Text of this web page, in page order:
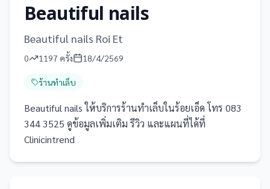
Beautiful nails
Beautiful nails Roi Et
0 1197 ครั้ง 18/4/2569
ร้านทำเล็บ
Beautiful nails ให้บริการร้านทำเล็บในร้อยเอ็ด โทร 083
344 3525 ดูข้อมูลเพิ่มเติม รีวิว และแผนที่ได้ที่
Clinicintrend